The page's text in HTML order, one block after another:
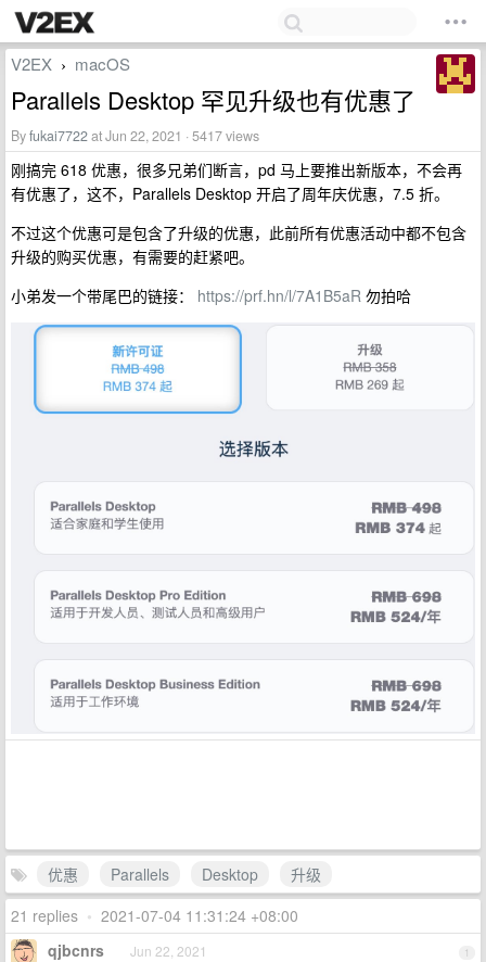
V2EX › macOS
Parallels Desktop 罕见升级也有优惠了
Byfukai7722at Jun 22, 2021 · 5417 views
刚搞完 618 优惠，很多兄弟们断言，pd 马上要推出新版本，不会再
有优惠了，这不，Parallels Desktop 开启了周年庆优惠，7.5 折。
不过这个优惠可是包含了升级的优惠，此前所有优惠活动中都不包含
升级的购买优惠，有需要的赶紧吧。
小弟发一个带尾巴的链接： https://prf.hn/l/7A1B5aR 勿拍哈
优惠 Parallels Desktop
升级
21 replies • 2021-07-04 11:31:24 +08:00
1
qjbcnrs Jun 22, 2021